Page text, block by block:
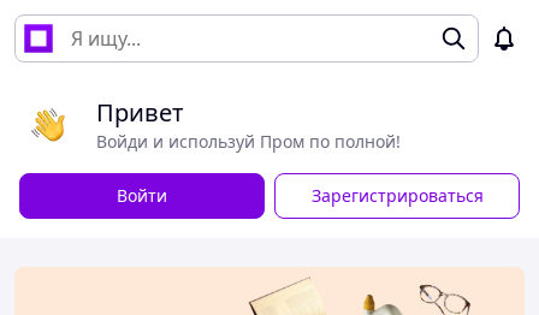
Привет
Войди и используй Пром по полной!
Войти Зарегистрироваться